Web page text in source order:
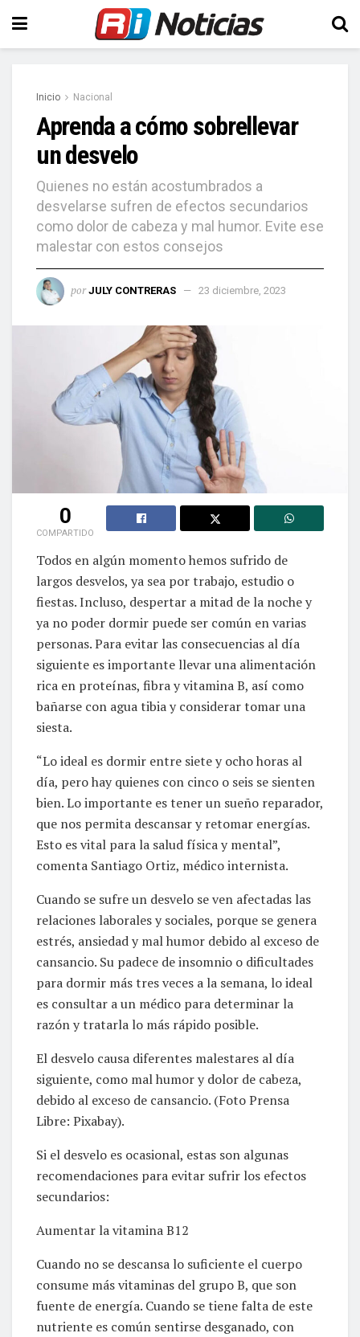
Inicio Nacional
Aprenda a cómo sobrellevar
un desvelo
Quienes no están acostumbrados a
desvelarse sufren de efectos secundarios
como dolor de cabeza y mal humor. Evite ese
malestar con estos consejos
por JULY CONTRERAS 23 diciembre, 2023
0
COMPARTIDO
Todos en algún momento hemos sufrido de
largos desvelos, ya sea por trabajo, estudio o
fiestas. Incluso, despertar a mitad de la noche y
ya no poder dormir puede ser común en varias
personas. Para evitar las consecuencias al día
siguiente es importante llevar una alimentación
rica en proteínas, fibra y vitamina B, así como
bañarse con agua tibia y considerar tomar una
siesta.
“Lo ideal es dormir entre siete y ocho horas al
día, pero hay quienes con cinco o seis se sienten
bien. Lo importante es tener un sueño reparador,
que nos permita descansar y retomar energías.
Esto es vital para la salud física y mental”,
comenta Santiago Ortiz, médico internista.
Cuando se sufre un desvelo se ven afectadas las
relaciones laborales y sociales, porque se genera
estrés, ansiedad y mal humor debido al exceso de
cansancio. Su padece de insomnio o dificultades
para dormir más tres veces a la semana, lo ideal
es consultar a un médico para determinar la
razón y tratarla lo más rápido posible.
El desvelo causa diferentes malestares al día
siguiente, como mal humor y dolor de cabeza,
debido al exceso de cansancio. (Foto Prensa
Libre: Pixabay).
Si el desvelo es ocasional, estas son algunas
recomendaciones para evitar sufrir los efectos
secundarios:
Aumentar la vitamina B12
Cuando no se descansa lo suficiente el cuerpo
consume más vitaminas del grupo B, que son
fuente de energía. Cuando se tiene falta de este
nutriente es común sentirse desganado, con